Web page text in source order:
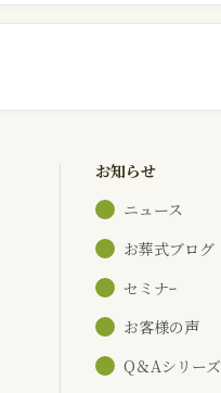
お知らせ
ニュース
お葬式ブログ
セミナｰ
お客様の声
Q＆Aシリーズ